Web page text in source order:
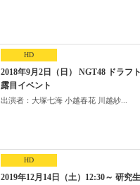
HD
2018年9月2日（日） NGT48 ドラフ
露目イベント
出演者：大塚七海 小越春花 川越紗...
HD
2019年12月14日（土）12:30～ 研究